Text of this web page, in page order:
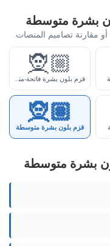
بشرة متوسطة
مقارنة تصاميم المنصات.
🧝🏼
قزم بلون بشرة فاتحة-متوسطة
🧝🏽
قزم بلون بشرة متوسطة
بشرة متوسطة